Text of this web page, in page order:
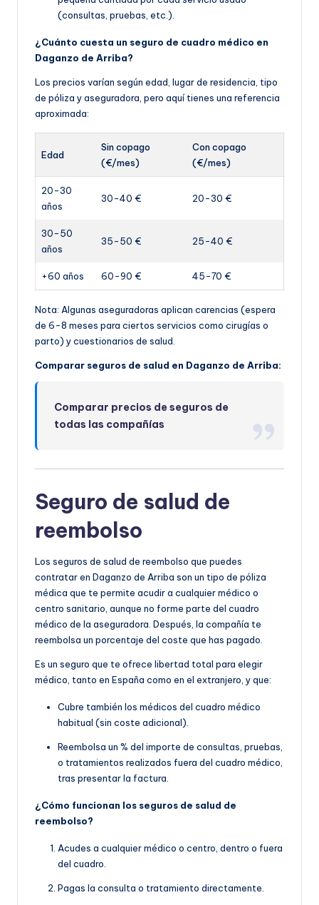
(consultas, pruebas, etc.).
¿Cuánto cuesta un seguro de cuadro médico en
Daganzo de Arriba?
Los precios varían según edad, lugar de residencia, tipo
de póliza y aseguradora, pero aquí tienes una referencia
aproximada:
Edad
Sin copago
(€/mes)
Con copago
(€/mes)
20-30
años
30-40 € 20-30 €
30-50
años
35-50 € 25-40 €
+60 años 60-90 € 45-70 €
Nota: Algunas aseguradoras aplican carencias (espera
de 6-8 meses para ciertos servicios como cirugías o
parto) y cuestionarios de salud.
Comparar seguros de salud en Daganzo de Arriba:
Comparar precios de seguros de
todas las compañías
Seguro de salud de
reembolso
Los seguros de salud de reembolso que puedes
contratar en Daganzo de Arriba son un tipo de póliza
médica que te permite acudir a cualquier médico o
centro sanitario, aunque no forme parte del cuadro
médico de la aseguradora. Después, la compañía te
reembolsa un porcentaje del coste que has pagado.
Es un seguro que te ofrece libertad total para elegir
médico, tanto en España como en el extranjero, y que:
Cubre también los médicos del cuadro médico
habitual (sin coste adicional).
Reembolsa un % del importe de consultas, pruebas,
o tratamientos realizados fuera del cuadro médico,
tras presentar la factura.
¿Cómo funcionan los seguros de salud de
reembolso?
Acudes a cualquier médico o centro, dentro o fuera
del cuadro.
Pagas la consulta o tratamiento directamente.